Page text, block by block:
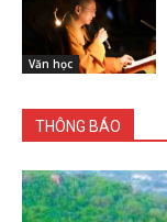
Văn học
THÔNG BÁO